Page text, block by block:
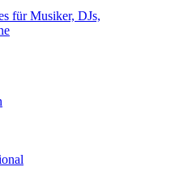
für Musiker, DJs,